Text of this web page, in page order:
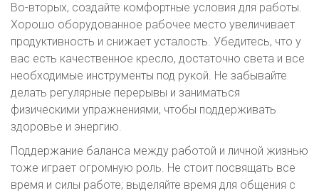
Во-вторых, создайте комфортные условия для работы.
Хорошо оборудованное рабочее место увеличивает
продуктивность и снижает усталость. Убедитесь, что у
вас есть качественное кресло, достаточно света и все
необходимые инструменты под рукой. Не забывайте
делать регулярные перерывы и заниматься
физическими упражнениями, чтобы поддерживать
здоровье и энергию.
Поддержание баланса между работой и личной жизнью
тоже играет огромную роль. Не стоит посвящать все
время и силы работе; выделяйте время для общения с